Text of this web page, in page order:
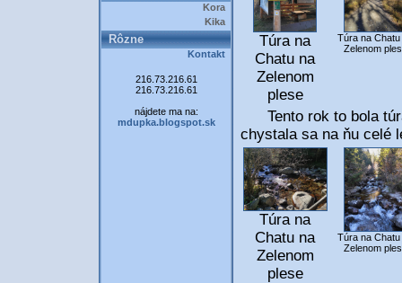
Kora
Kika
Rôzne
Kontakt
216.73.216.61
216.73.216.61
nájdete ma na:
mdupka.blogspot.sk
Túra na
Chatu na
Zelenom
plese
Túra na Chatu
Zelenom
Tento rok to bola
chystala sa na ňu celé
Túra na
Chatu na
Zelenom
plese
Túra na Chatu
Zelenom